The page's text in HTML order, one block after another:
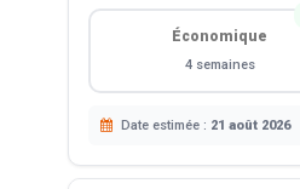
Économique
4 semaines
Date estimée : 21 août 2026